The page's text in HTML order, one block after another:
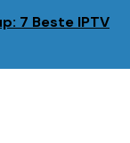
7 Beste IPTV